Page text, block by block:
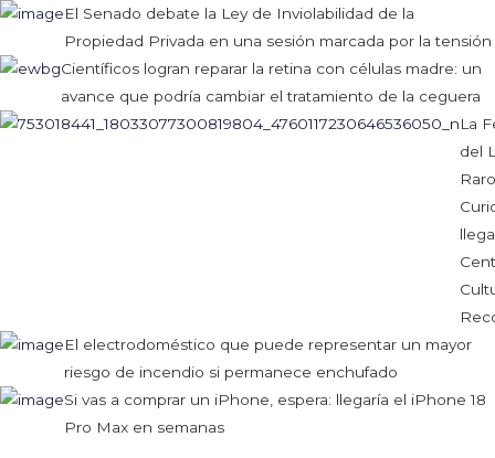
El Senado debate la Ley de Inviolabilidad de la
Propiedad Privada en una sesión marcada por la tensión
Científicos logran reparar la retina con células madre: un
avance que podría cambiar el tratamiento de la ceguera
La
del
El electrodoméstico que puede representar un mayor
riesgo de incendio si permanece enchufado
Si vas a comprar un iPhone, espera: llegaría el iPhone 18
Pro Max en semanas